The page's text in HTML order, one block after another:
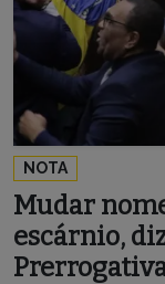
NOTA
Mudar
escárnio,